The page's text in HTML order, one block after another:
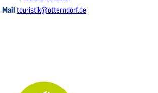
Mail touristik@otterndorf.de